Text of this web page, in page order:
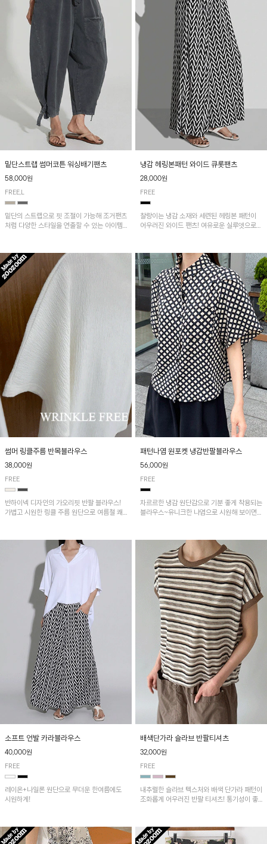
밑단스트랩 썸머코튼 워싱배기팬츠
58,000원
FREE,L
밑단의 스트랩으로 핏 조절이 가능해 조거팬츠
처럼 다양한 스타일을 연출할 수 있는 아이템!
냉감 헤링본패턴 와이드 큐롯팬츠
28,000원
FREE
찰랑이는 냉감 소재와 세련된 헤링본 패턴이
어우러진 와이드 팬츠! 여유로운 실루엣으로
다.
썸머 링클주름 반목블라우스
38,000원
FREE
반하이넥 디자인의 가오리핏 반팔 블라우스!
가볍고 시원한 링클 주름 원단으로 여름철 쾌
패턴나염 원포켓 냉감반팔블라우스
56,000원
FREE
차르르한 냉감 원단감으로 기분 좋게 착용되는
블라우스~유니크한 나염으로 시원해 보이면
소프트 언발 카라블라우스
40,000원
FREE
레이온+나일론 원단으로 무더운 한여름에도
시원하게!
배색단가라 슬라브 반팔티셔츠
32,000원
FREE
내추럴한 슬라브 텍스처와 배색 단가라 패턴이
조화롭게 어우러진 반팔 티셔츠! 통기성이 좋